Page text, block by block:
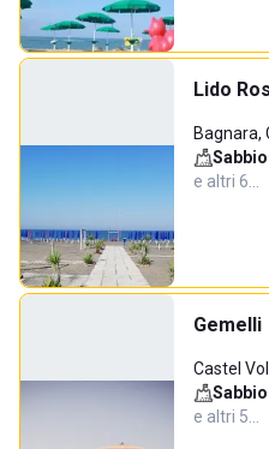
Lido
Bagnara,
e altri 6…
Gemelli
Castel
e altri 5…